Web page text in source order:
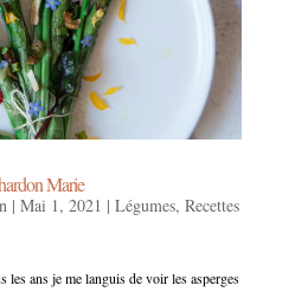
Marie
| Mai 1, 2021 | Légumes, Recettes
les ans je me languis de voir les asperges